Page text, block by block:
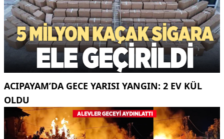
ACIPAYAM’DA GECE YARISI YANGIN: 2 EV KÜL
OLDU